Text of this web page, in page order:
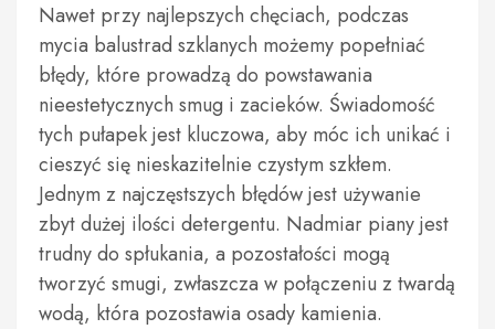
Nawet przy najlepszych chęciach, podczas
mycia balustrad szklanych możemy popełniać
błędy, które prowadzą do powstawania
nieestetycznych smug i zacieków. Świadomość
tych pułapek jest kluczowa, aby móc ich unikać i
cieszyć się nieskazitelnie czystym szkłem.
Jednym z najczęstszych błędów jest używanie
zbyt dużej ilości detergentu. Nadmiar piany jest
trudny do spłukania, a pozostałości mogą
tworzyć smugi, zwłaszcza w połączeniu z twardą
wodą, która pozostawia osady kamienia.